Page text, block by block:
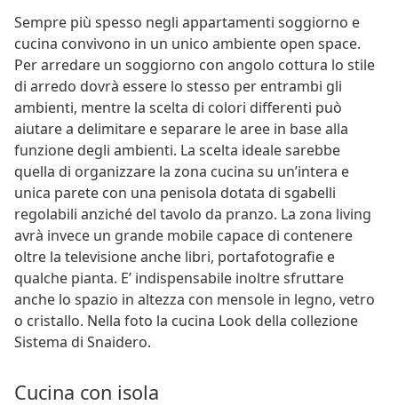
Sempre più spesso negli appartamenti soggiorno e
cucina convivono in un unico ambiente open space.
Per arredare un soggiorno con angolo cottura lo stile
di arredo dovrà essere lo stesso per entrambi gli
ambienti, mentre la scelta di colori differenti può
aiutare a delimitare e separare le aree in base alla
funzione degli ambienti. La scelta ideale sarebbe
quella di organizzare la zona cucina su un’intera e
unica parete con una penisola dotata di sgabelli
regolabili anziché del tavolo da pranzo. La zona living
avrà invece un grande mobile capace di contenere
oltre la televisione anche libri, portafotografie e
qualche pianta. E’ indispensabile inoltre sfruttare
anche lo spazio in altezza con mensole in legno, vetro
o cristallo. Nella foto la cucina Look della collezione
Sistema di Snaidero.
Cucina con isola